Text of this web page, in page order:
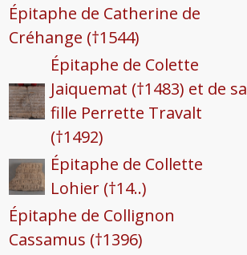
Épitaphe de Catherine de
Créhange (†1544)
Épitaphe de Colette
Jaiquemat (†1483) et de sa
fille Perrette Travalt
(†1492)
Épitaphe de Collette
Lohier (†14..)
Épitaphe de Collignon
Cassamus (†1396)